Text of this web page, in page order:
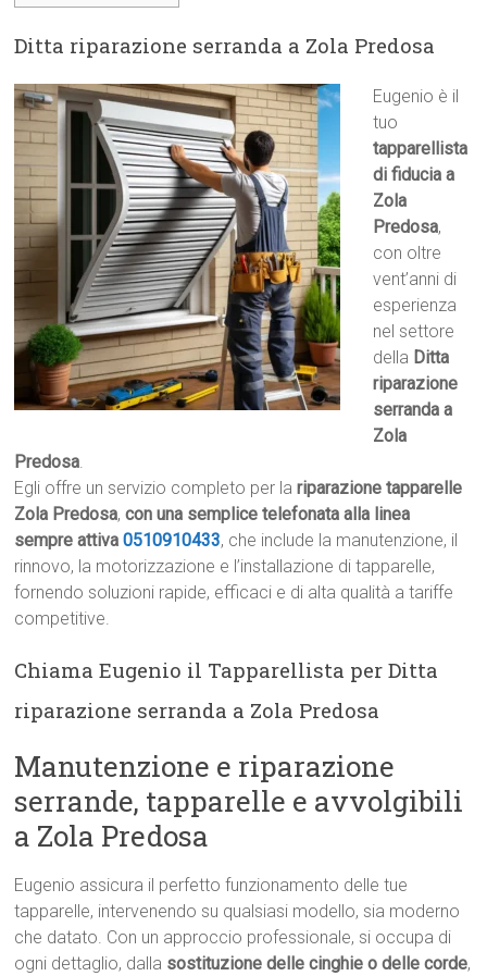
Ditta riparazione serranda a Zola Predosa
Eugenio è il
tuo
tapparellista
di fiducia a
Zola
Predosa,
con oltre
vent’anni di
esperienza
nel settore
della Ditta
riparazione
serranda a
Zola
Predosa.
Egli offre un servizio completo per lariparazione tapparelle
Zola Predosa, con una semplice telefonata alla linea
sempre attiva0510910433, che include la manutenzione, il
rinnovo, la motorizzazione e l’installazione di tapparelle,
fornendo soluzioni rapide, efficaci e di alta qualità a tariffe
competitive.
Chiama Eugenio il Tapparellista per Ditta
riparazione serranda a Zola Predosa
Manutenzione e riparazione
serrande, tapparelle e avvolgibili
a Zola Predosa
Eugenio assicura il perfetto funzionamento delle tue
tapparelle, intervenendo su qualsiasi modello, sia moderno
che datato. Con un approccio professionale, si occupa di
ogni dettaglio, dalla sostituzione delle cinghie o delle corde,